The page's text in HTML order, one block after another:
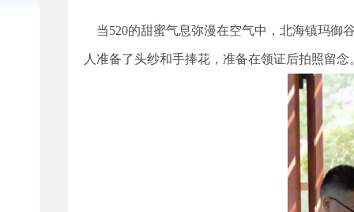
当520的甜蜜气息弥漫在空气中，北海镇玛御
人准备了头纱和手捧花，准备在领证后拍照留念